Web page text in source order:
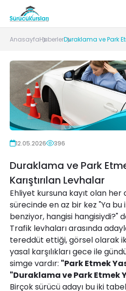
AnasayfaHaberlerDuraklama ve Park
12.05.2026 396
Duraklama ve Park
Karıştırılan Levhalar
Ehliyet kursuna kayıt olan her
sürecinde en az bir kez "Ya
benziyor, hangisi hangisiydi?"
Trafik levhaları arasında
tereddüt ettiği, görsel olarak
yasal karşılıkları gece ile
simge vardır: "Park Etmek
"Duraklama ve Park Etmek
Birçok sürücü adayı bu iki